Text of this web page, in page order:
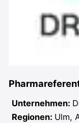
Unternehmen:
Regionen: Ulm